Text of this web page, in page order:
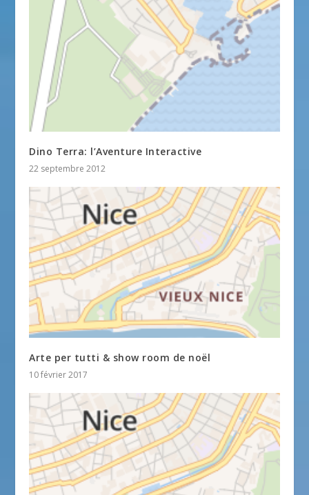
Dino Terra: l’Aventure Interactive
22 septembre 2012
Arte per tutti & show room de noël
10 février 2017